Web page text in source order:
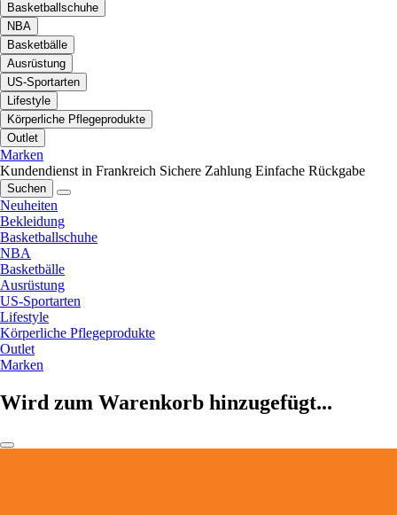
Basketballschuhe
NBA
Basketbälle
Ausrüstung
US-Sportarten
Lifestyle
Körperliche Pflegeprodukte
Outlet
Marken
Kundendienst in Frankreich Sichere Zahlung Einfache Rückgabe
Suchen
Neuheiten
Bekleidung
Basketballschuhe
NBA
Basketbälle
Ausrüstung
US-Sportarten
Lifestyle
Körperliche Pflegeprodukte
Outlet
Marken
Wird zum Warenkorb hinzugefügt...